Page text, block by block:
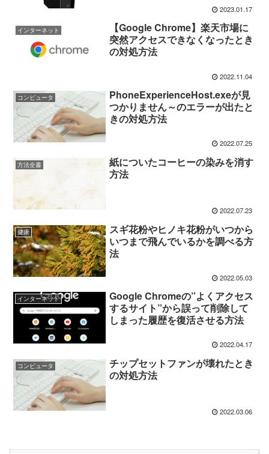
2023.01.17
インターネット
【Google Chrome】楽天市場に
突然アクセスできなくなったとき
の対処方法
2022.11.04
コンピュータ
PhoneExperienceHost.exeが見
つかりません～のエラーが出たと
きの対処方法
2022.07.25
方法全書
紙についたコーヒーの染みを消す
方法
2022.07.23
健康
スギ花粉やヒノキ花粉がいつから
いつまで飛んでいるかを調べる方
法
2022.05.03
インターネット
Google Chromeの”よくアクセス
するサイト”から誤って削除して
しまった履歴を復活させる方法
2022.04.17
コンピュータ
チップセットファンが壊れたとき
の対処方法
2022.03.06